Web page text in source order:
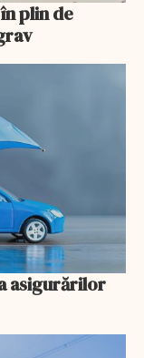
plin de
asigurărilor